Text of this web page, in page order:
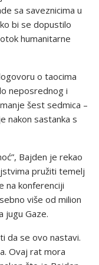
sa saveznicima u
bi se dopustilo
humanitarne
o taocima
neposrednog i
šest sedmica –
nakon sastanka s
Bajden je rekao
pružiti temelj
na konferenciji
više od milion
jugu Gaze.
da se ovo nastavi.
Ovaj rat mora